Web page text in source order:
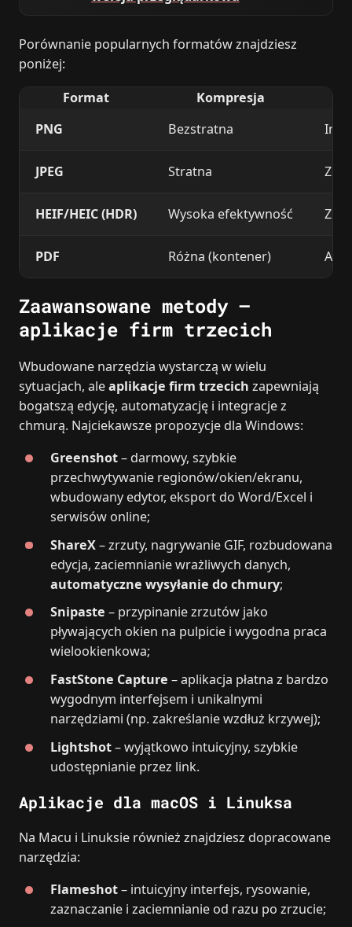
Porównanie popularnych formatów znajdziesz
poniżej:
Format
Kompresja
PNG
Bezstratna
JPEG Stratna
HEIF/HEIC (HDR) Wysoka efektywność
PDF Różna (kontener)
Zaawansowane metody –
aplikacje firm trzecich
Wbudowane narzędzia wystarczą w wielu
sytuacjach, aleaplikacje firm trzecich zapewniają
bogatszą edycję, automatyzację i integracje z
chmurą. Najciekawsze propozycje dla Windows:
Greenshot– darmowy, szybkie
przechwytywanie regionów/okien/ekranu,
wbudowany edytor, eksport do Word/Excel i
serwisów online;
ShareX– zrzuty, nagrywanie GIF, rozbudowana
edycja, zaciemnianie wrażliwych danych,
automatyczne wysyłanie do chmury;
Snipaste – przypinanie zrzutów jako
pływających okien na pulpicie i wygodna praca
wielookienkowa;
FastStone Capture – aplikacja płatna z bardzo
wygodnym interfejsem i unikalnymi
narzędziami (np. zakreślanie wzdłuż krzywej);
Lightshot– wyjątkowo intuicyjny, szybkie
udostępnianie przez link.
Aplikacje dla macOS i Linuksa
Na Macu i Linuksie również znajdziesz dopracowane
narzędzia:
Flameshot– intuicyjny interfejs, rysowanie,
zaznaczanie i zaciemnianie od razu po zrzucie;